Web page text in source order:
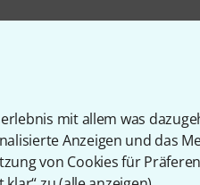
mit allem was
Anzeigen und das
von Cookies für